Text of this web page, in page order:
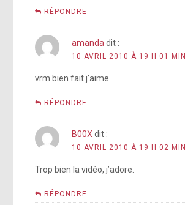
RÉPONDRE
amandadit :
10 AVRIL 2010 À 19 H 01 MIN
vrm bien fait j’aime
RÉPONDRE
B00Xdit :
10 AVRIL 2010 À 19 H 02 MIN
Trop bien la vidéo, j’adore.
RÉPONDRE